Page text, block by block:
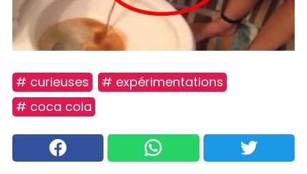
# curieuses
# expérimentations
# coca cola